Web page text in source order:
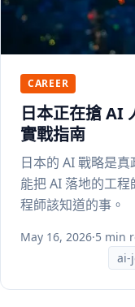
CAREER
日本正在搶 AI
實戰指南
日本的 AI 戰略是
能把 AI 落地的工
程師該知道的事。
May 16, 2026·5 min
ai-